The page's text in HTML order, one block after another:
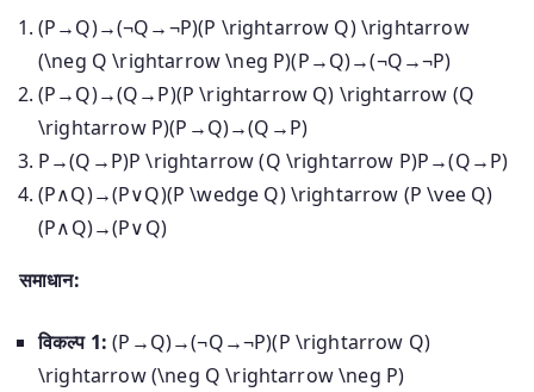
(P→Q)→(¬Q→¬P)(P \rightarrow Q) \rightarrow
(\neg Q \rightarrow \neg P)(P→Q)→(¬Q→¬P)
(P→Q)→(Q→P)(P \rightarrow Q) \rightarrow (Q
\rightarrow P)(P →Q)→(Q →P)
P→(Q→P)P \rightarrow (Q \rightarrow P)P→(Q→P)
(P∧Q)→(P∨Q)(P \wedge Q) \rightarrow (P \vee Q)
(P∧Q)→(P∨Q)
समाधान:
विकल्प 1: (P→Q)→(¬Q→¬P)(P \rightarrow Q)
\rightarrow (\neg Q \rightarrow \neg P)